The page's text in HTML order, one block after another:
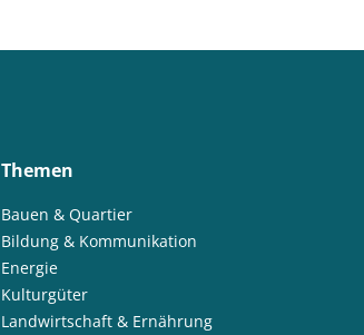
Themen
Bauen & Quartier
Bildung & Kommunikation
Energie
Kulturgüter
Landwirtschaft & Ernährung